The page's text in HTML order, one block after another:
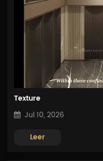
Texture
Jul 10, 2026
Leer